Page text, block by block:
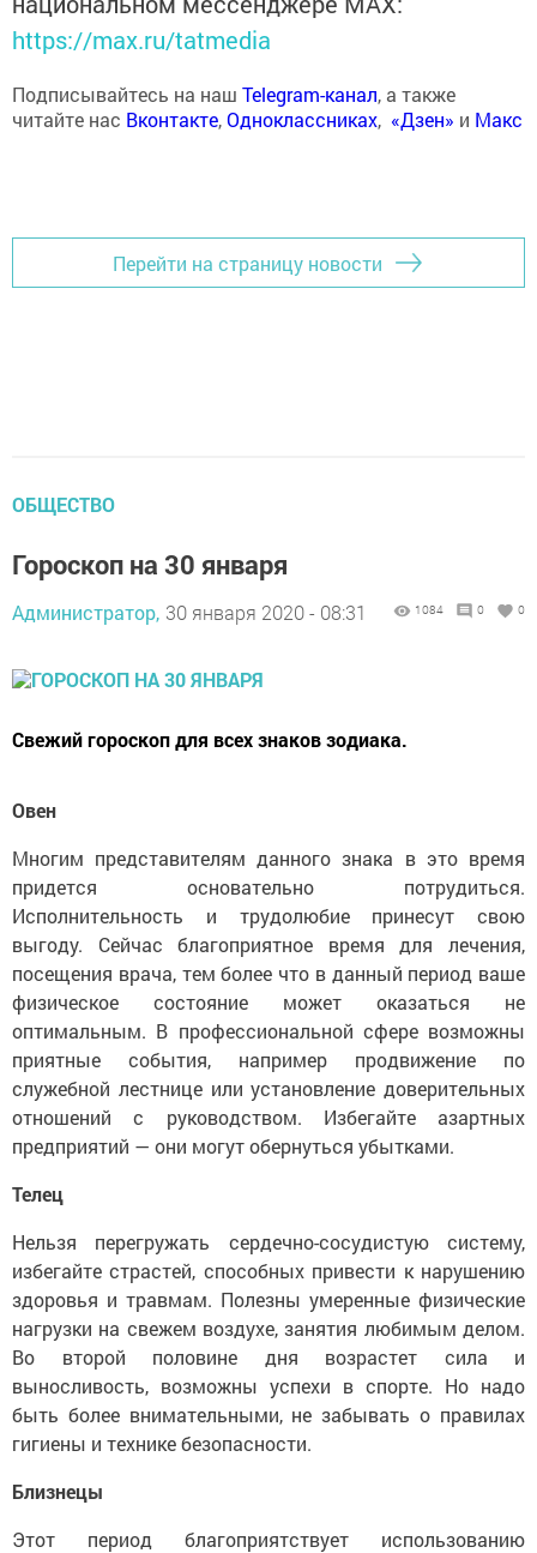
https://max.ru/tatmedia
Подписывайтесь на наш Telegram-канал, а также
читайте нас Вконтакте,Одноклассниках, «Дзен» и Макс
Перейти на страницу новости
ОБЩЕСТВО
Гороскоп на 30 января
Администратор, 30 января 2020 - 08:31 1084 0 0
Свежий гороскоп для всех знаков зодиака.
Овен
Многим представителям данного знака в это время
придется основательно потрудиться.
Исполнительность и трудолюбие принесут свою
выгоду. Сейчас благоприятное время для лечения,
посещения врача, тем более что в данный период ваше
физическое состояние может оказаться не
оптимальным. В профессиональной сфере возможны
приятные события, например продвижение по
служебной лестнице или установление доверительных
отношений с руководством. Избегайте азартных
предприятий — они могут обернуться убытками.
Телец
Нельзя перегружать сердечно-сосудистую систему,
избегайте страстей, способных привести к нарушению
здоровья и травмам. Полезны умеренные физические
нагрузки на свежем воздухе, занятия любимым делом.
Во второй половине дня возрастет сила и
выносливость, возможны успехи в спорте. Но надо
быть более внимательными, не забывать о правилах
гигиены и технике безопасности.
Близнецы
Этот период благоприятствует использованию